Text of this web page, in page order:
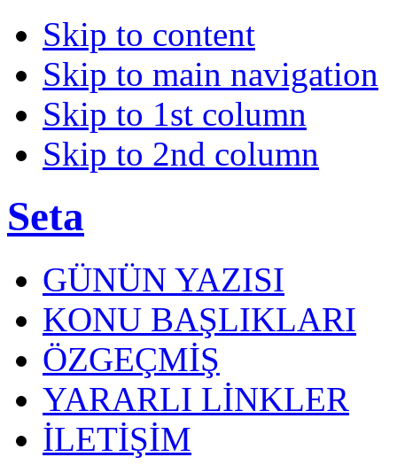
Skip to content
Skip to main navigation
Skip to 1st column
Skip to 2nd column
Seta
GÜNÜN YAZISI
KONU BAŞLIKLARI
ÖZGEÇMİŞ
YARARLI LİNKLER
İLETİŞİM